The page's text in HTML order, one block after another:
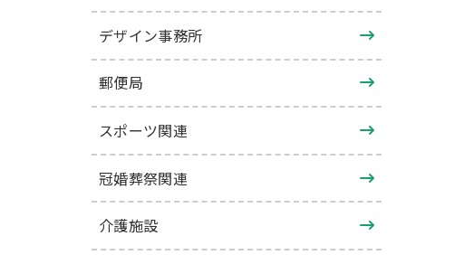
デザイン事務所
郵便局
スポーツ関連
冠婚葬祭関連
介護施設